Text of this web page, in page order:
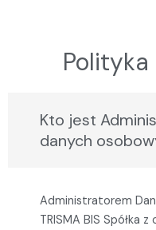
Kto jest
danych
Administratorem
TRISMA BIS Spółka